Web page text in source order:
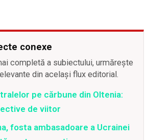
conexe
completă a subiectului, urmărește
din același flux editorial.
pe cărbune din Oltenia:
de viitor
fosta ambasadoare a Ucrainei